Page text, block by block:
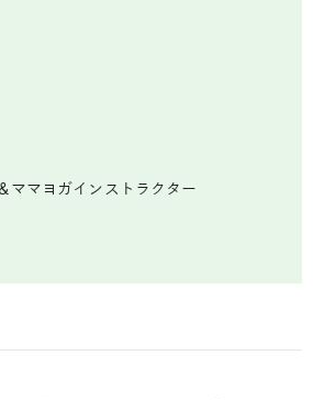
ママヨガインストラクター